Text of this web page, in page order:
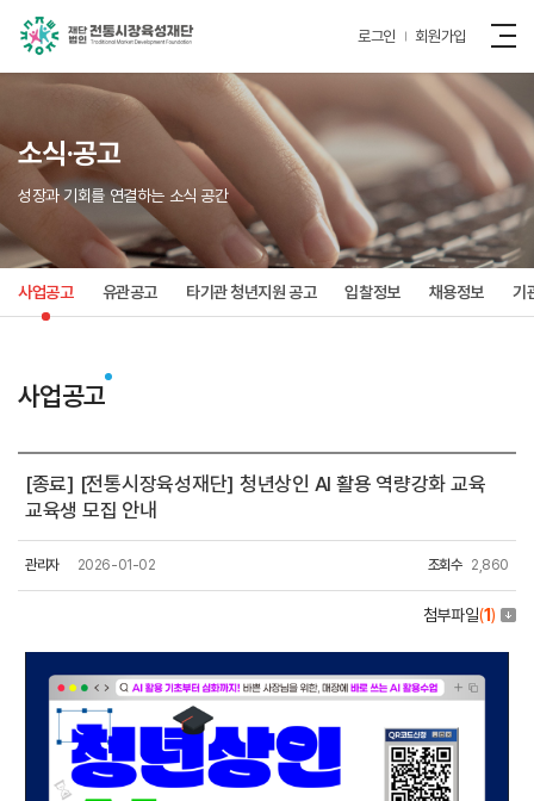
로그인 회원가입
소식·공고
성장과 기회를 연결하는 소식 공간
사업공고 유관공고 타기관 청년지원 공고 입찰정보 채용정보 기
사업공고
[종료] [전통시장육성재단] 청년상인 AI 활용 역량강화 교육
교육생 모집 안내
관리자 2026-01-02 조회수 2,860
첨부파일(1)